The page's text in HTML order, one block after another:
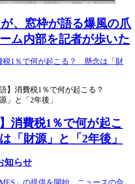
、窓枠が語る爆風の爪
ム内部を記者が歩いた
税1％で何が起こる？ 懸念は「財
消費税1％で何が起こ
「財源」と「2年後」
知らせ